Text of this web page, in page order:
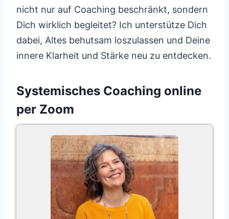
nicht nur auf Coaching beschränkt, sondern
Dich wirklich begleitet? Ich unterstütze Dich
dabei, Altes behutsam loszulassen und Deine
innere Klarheit und Stärke neu zu entdecken.
Systemisches Coaching online
per Zoom